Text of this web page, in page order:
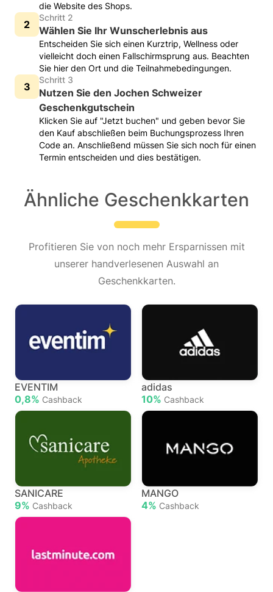
die Website des Shops.
Schritt 2
Wählen Sie Ihr Wunscherlebnis aus
Entscheiden Sie sich einen Kurztrip, Wellness oder
vielleicht doch einen Fallschirmsprung aus. Beachten
Sie hier den Ort und die Teilnahmebedingungen.
Schritt 3
Nutzen Sie den Jochen Schweizer
Geschenkgutschein
Klicken Sie auf "Jetzt buchen" und geben bevor Sie
den Kauf abschließen beim Buchungsprozess Ihren
Code an. Anschließend müssen Sie sich noch für einen
Termin entscheiden und dies bestätigen.
Ähnliche Geschenkkarten
Profitieren Sie von noch mehr Ersparnissen mit
unserer handverlesenen Auswahl an
Geschenkkarten.
EVENTIM
0,8% Cashback
adidas
10% Cashback
SANICARE
9% Cashback
MANGO
4% Cashback